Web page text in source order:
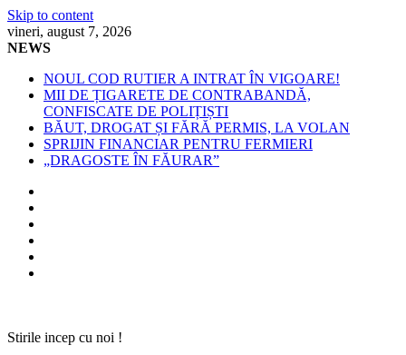
Skip to content
vineri, august 7, 2026
NEWS
NOUL COD RUTIER A INTRAT ÎN VIGOARE!
MII DE ȚIGARETE DE CONTRABANDĂ,
CONFISCATE DE POLIȚIȘTI
BĂUT, DROGAT ȘI FĂRĂ PERMIS, LA VOLAN
SPRIJIN FINANCIAR PENTRU FERMIERI
„DRAGOSTE ÎN FĂURAR”
Stirile incep cu noi !